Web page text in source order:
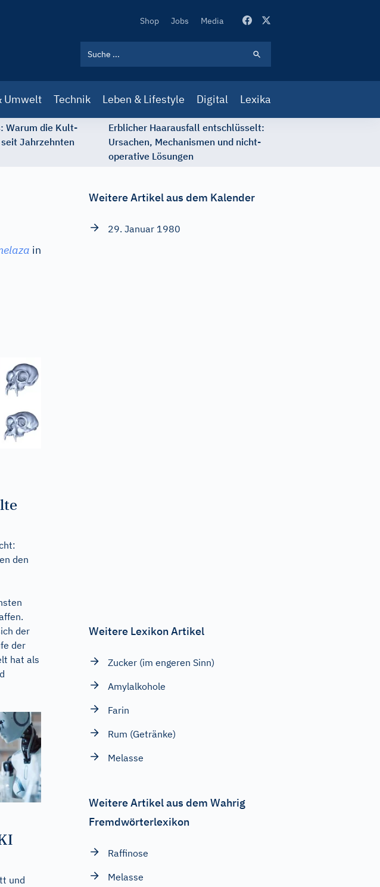
Secondary
Shop Jobs Media
Umwelt Technik Leben & Lifestyle Digital Lexika
Warum die Kult-
Jahrzehnten
Erblicher Haarausfall entschlüsselt:
Ursachen, Mechanismen und nicht-
operative Lösungen
in
den
der
der
hat als
und
Weitere Artikel aus dem Kalender
29. Januar 1980
Weitere Lexikon Artikel
Zucker (im engeren Sinn)
Amylalkohole
Farin
Rum (Getränke)
Melasse
Weitere Artikel aus dem Wahrig
Fremdwörterlexikon
Raffinose
Melasse